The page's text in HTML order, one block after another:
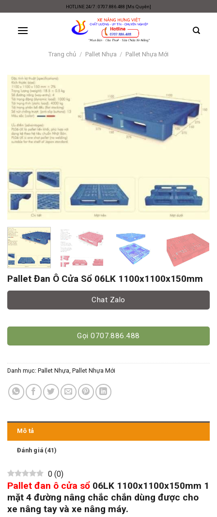
content
HOTLINE 24/7 : 0707.886.488 [Ms Quyên]
Trang chủ / Pallet Nhựa / Pallet Nhựa Mới
Pallet Đan Ô Cửa Sổ 06LK 1100x1100x150mm
Chat Zalo
Gọi 0707.886.488
Danh mục: Pallet Nhựa Pallet Nhựa Mới
Mô tả
Đánh giá (41)
0 (0)
Pallet đan ô cửa sổ 06LK 1100x1100x150mm 1
mặt 4 đường nâng chắc chắn dùng được cho
xe nâng tay và xe nâng máy.